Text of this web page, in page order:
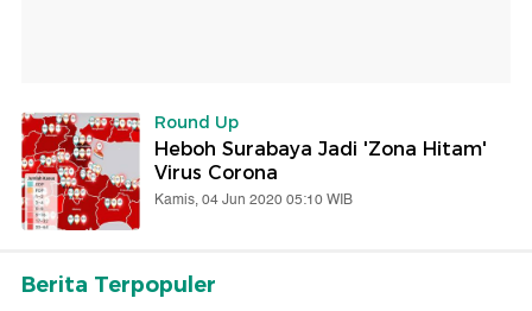
Round Up
Heboh Surabaya Jadi 'Zona Hitam'
Virus Corona
Kamis, 04 Jun 2020 05:10 WIB
Berita Terpopuler